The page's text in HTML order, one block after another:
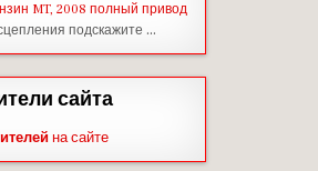
MT, 2008 полный привод
подскажите …
сайта
на сайте